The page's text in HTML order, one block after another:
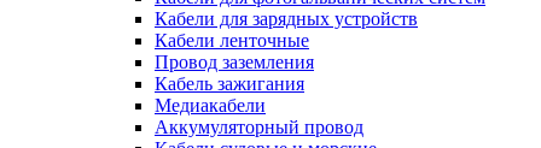
Кабели для зарядных устройств
Кабели ленточные
Провод заземления
Кабель зажигания
Медиакабели
Аккумуляторный провод